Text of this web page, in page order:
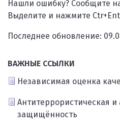
Нашли ошибку? Сообщите
Выделите и нажмите
Последнее обновление:
ВАЖНЫЕ ССЫЛКИ
Независимая оценка
Антитеррористическая и
защищённость